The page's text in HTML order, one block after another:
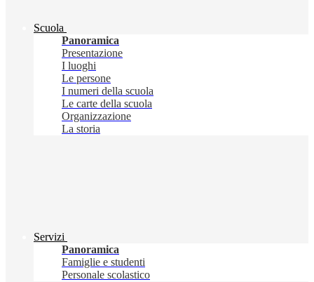
Scuola
Panoramica
Presentazione
I luoghi
Le persone
I numeri della scuola
Le carte della scuola
Organizzazione
La storia
Servizi
Panoramica
Famiglie e studenti
Personale scolastico